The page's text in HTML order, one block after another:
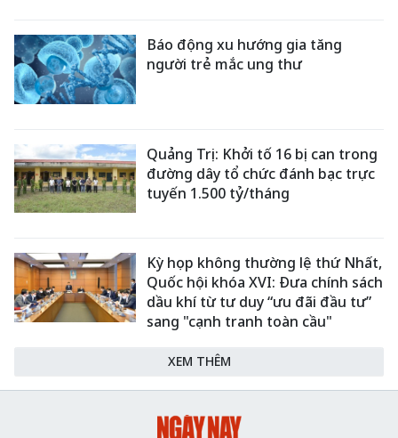
Báo động xu hướng gia tăng
người trẻ mắc ung thư
Quảng Trị: Khởi tố 16 bị can trong
đường dây tổ chức đánh bạc trực
tuyến 1.500 tỷ/tháng
Kỳ họp không thường lệ thứ Nhất,
Quốc hội khóa XVI: Đưa chính sách
dầu khí từ tư duy “ưu đãi đầu tư”
sang "cạnh tranh toàn cầu"
XEM THÊM